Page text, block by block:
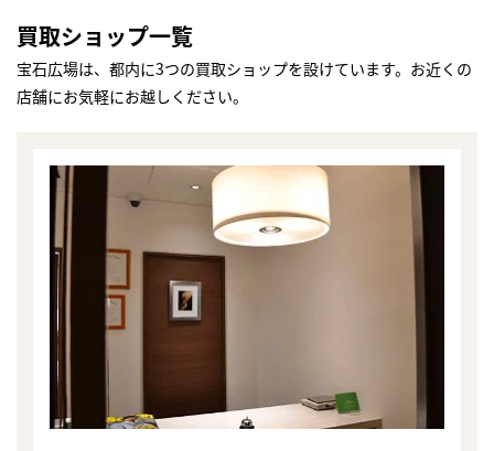
買取ショップ一覧
宝石広場は、都内に3つの買取ショップを設けています。お近くの
店舗にお気軽にお越しください。